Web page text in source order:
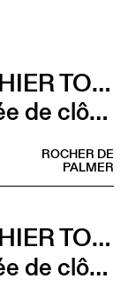
GAUTHIER TOUX TRIO / LOUIS JUCKER / YILIAN CAÑIZARES
Journée de clôture du FAB (Brunch)
ROCHER DE
PALMER
GAUTHIER TOUX TRIO / LOUIS JUCKER / YILIAN CAÑIZARES
Journée de clôture du FAB (Sieste musicale)